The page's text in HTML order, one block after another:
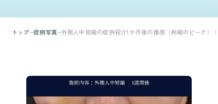
トップ 症例写真 外側人中短縮の症例紹介1か月後の傷感（拘縮のピーク）